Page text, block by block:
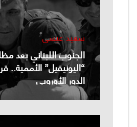
سعيد عيسى
الجنوب اللبناني بعد
“اليونيفيل” الأممية..
الدور الأوروبي